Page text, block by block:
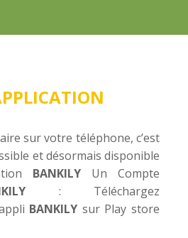
sur votre téléphone, c’est
et désormais disponible
BANKILY Un Compte
: Téléchargez
BANKILY sur Play store